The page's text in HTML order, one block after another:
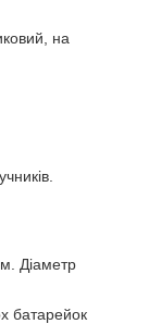
на
Діаметр
батарейок